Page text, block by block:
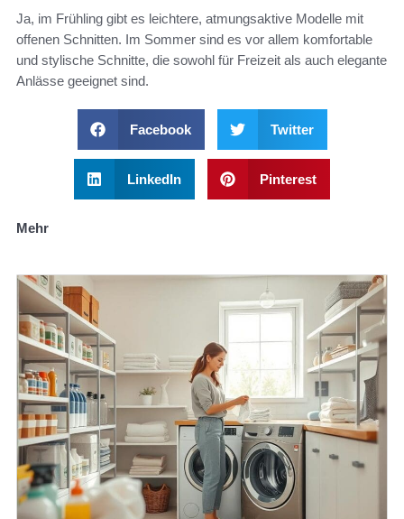
Ja, im Frühling gibt es leichtere, atmungsaktive Modelle mit
offenen Schnitten. Im Sommer sind es vor allem komfortable
und stylische Schnitte, die sowohl für Freizeit als auch elegante
Anlässe geeignet sind.
Facebook Twitter
LinkedIn Pinterest
Mehr